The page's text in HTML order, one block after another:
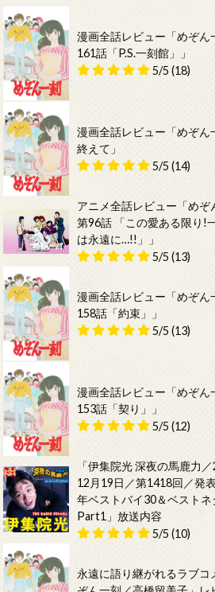
漫画全話レビュー「めぞん
161話「P.S.一刻館」」
5/5 (18)
漫画全話レビュー「めぞん
終えて」
5/5 (14)
アニメ全話レビュー「めぞ
第96話 「この愛ある限り!
は永遠に…!!」」
5/5 (13)
漫画全話レビュー「めぞん
158話「約束」」
5/5 (13)
漫画全話レビュー「めぞん
153話「契り」」
5/5 (12)
「伊集院光 深夜の馬鹿力
12月19日／第1418回／発
年ベストバイ30＆ベストネ
Part1」放送内容
5/5 (10)
永遠に語り継がれるラブコ